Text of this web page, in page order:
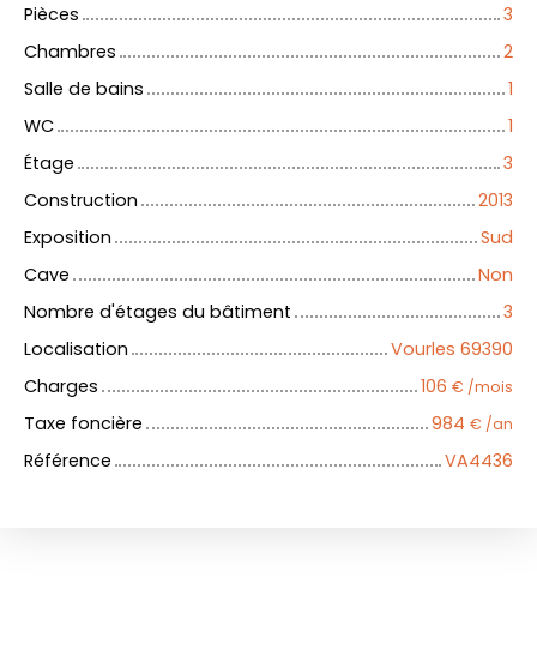
Pièces
3
Chambres
2
Salle de bains
1
WC
1
Étage
3
Construction
2013
Exposition
Sud
Cave
Non
Nombre d'étages du bâtiment
3
Localisation
Vourles 69390
Charges
106 € /mois
Taxe foncière 984 € /an
Référence VA4436